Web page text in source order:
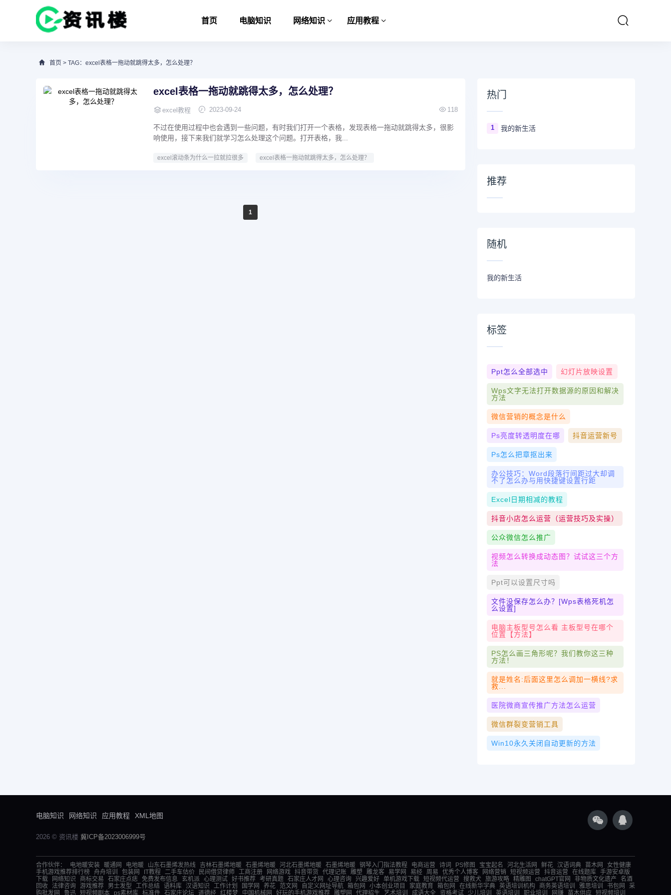
首页 电脑知识 网络知识 应用教程
首页 > TAG：excel表格一拖动就跳得太多，怎么处理？
excel表格一拖动就跳得太多，怎么处理？
excel教程 2023-09-24 118
不过在使用过程中也会遇到一些问题，有时我们打开一个表格，发现表格一拖动就跳得太多，很影
响使用，接下来我们就学习怎么处理这个问题。打开表格，我...
excel滚动条为什么一拉就拉很多 excel表格一拖动就跳得太多，怎么处理？
1
热门
1 我的新生活
推荐
随机
我的新生活
标签
Ppt怎么全部选中 幻灯片放映设置
Wps文字无法打开数据源的原因和解决
方法
微信营销的概念是什么
Ps亮度转透明度在哪 抖音运营新号
Ps怎么把章抠出来
办公技巧：Word段落行间距过大却调
不了怎么办与用快捷键设置行距
Excel日期相减的教程
抖音小店怎么运营（运营技巧及实操）
公众微信怎么推广
视频怎么转换成动态图？试试这三个方
法
Ppt可以设置尺寸吗
文件没保存怎么办？[wps表格死机怎
么设置]
电脑主板型号怎么看 主板型号在哪个
位置【方法】
PS怎么画三角形呢？我们教你这三种
方法！
就是姓名:后面这里怎么调加一横线?求
救...
医院微商宣传推广方法怎么运营
微信群裂变营销工具
Win10永久关闭自动更新的方法
电脑知识 网络知识 应用教程 XML地图
2026 © 资讯楼 冀ICP备2023006999号
合作伙伴： 电地暖安装 暖通网 电地暖 山东石墨烯发热线 吉林石墨烯地暖 石墨烯地暖 河北石墨烯地暖 石墨烯地暖 钢琴入门指法教程 电商运营 诗词 PS修图 宝宝起名 河北生活网 鲜花 汉语词典 苗木网
女性健康
手机游戏推荐排行榜 舟舟培训 包装网 IT教程 二手车估价 民间借贷律师 工商注册 网络游戏 抖音带货 代理记账 雕塑 雕龙客 易学网 易经 周易 优秀个人博客 网络营销 短视频运营 抖音运营 在线题库 手游安卓版
下载
网络知识 商标交易 石家庄点痣 免费发布信息 玄机派 心理测试 好书推荐 考研真题 石家庄人才网 心理咨询 兴趣爱好 单机游戏下载 短视频代运营 搜救犬 旅游攻略 精雕图 chatGPT官网 非物质文化遗产
名酒
回收
法律咨询 游戏推荐 男士发型 工作总结 语料库 汉语知识 工作计划 国学网 养花 范文网 自定义网址导航 箱包网 小本创业项目 家庭教育 箱包网 在线新华字典 英语培训机构 商务英语培训 雅思培训 书包网
采
购批发网
鲁迅 短视频剧本 ps素材库 标准件 石家庄论坛 道德经 红楼梦 中国机械网 好玩的手机游戏推荐 雕塑网 代理招生 艺术培训 成语大全 资格考试 少儿培训 英语培训 职业培训 网赚 苗木供应 短视频培训